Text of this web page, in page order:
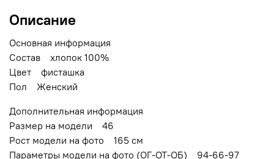
Описание
Основная информация
Состав хлопок 100%
Цвет фисташка
Пол Женский
Дополнительная информация
Размер на модели 46
Рост модели на фото 165 см
Параметры модели на фото (ОГ-ОТ-ОБ) 94-66-97